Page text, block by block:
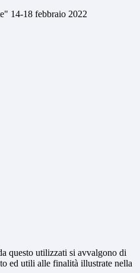
14-18 febbraio 2022
questo utilizzati si avvalgono di
ed utili alle finalità illustrate nella